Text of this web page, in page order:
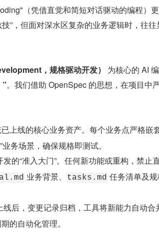
（凭借直觉和简短对话驱动的编程）
”，但面对深水区复杂的业务逻辑时，往
，规格驱动开发）
为核心的 AI
。我们借助 OpenSpec 的思想，在项目中
上线的核心业务资产。每个业务点严格嵌
务场景，确保规格即测试。
发的“准入大门”。任何新功能或重构，禁止
业务背景、 tasks.md 任务清单及
线后，变更记录归档，工具将新能力自动合
的自动化管理。